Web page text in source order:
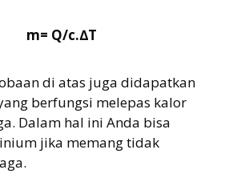
m= Q/c.∆T
di atas juga didapatkan
berfungsi melepas kalor
Dalam hal ini Anda bisa
jika memang tidak